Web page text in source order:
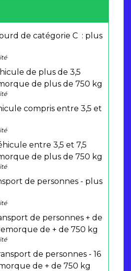
de catégorie C : plus
de plus de 3,5
de plus de 750 kg
compris entre 3,5 et
entre 3,5 et 7,5
de plus de 750 kg
de personnes - plus
de personnes + de
de + de 750 kg
de personnes - 16
de + de 750 kg